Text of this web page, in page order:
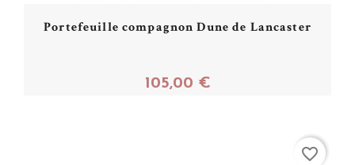
Portefeuille compagnon Dune de Lancaster
105,00 €
favorite_border